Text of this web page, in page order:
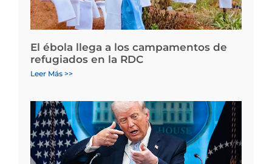
El ébola llega a los campamentos de
refugiados en la RDC
Leer Más >>